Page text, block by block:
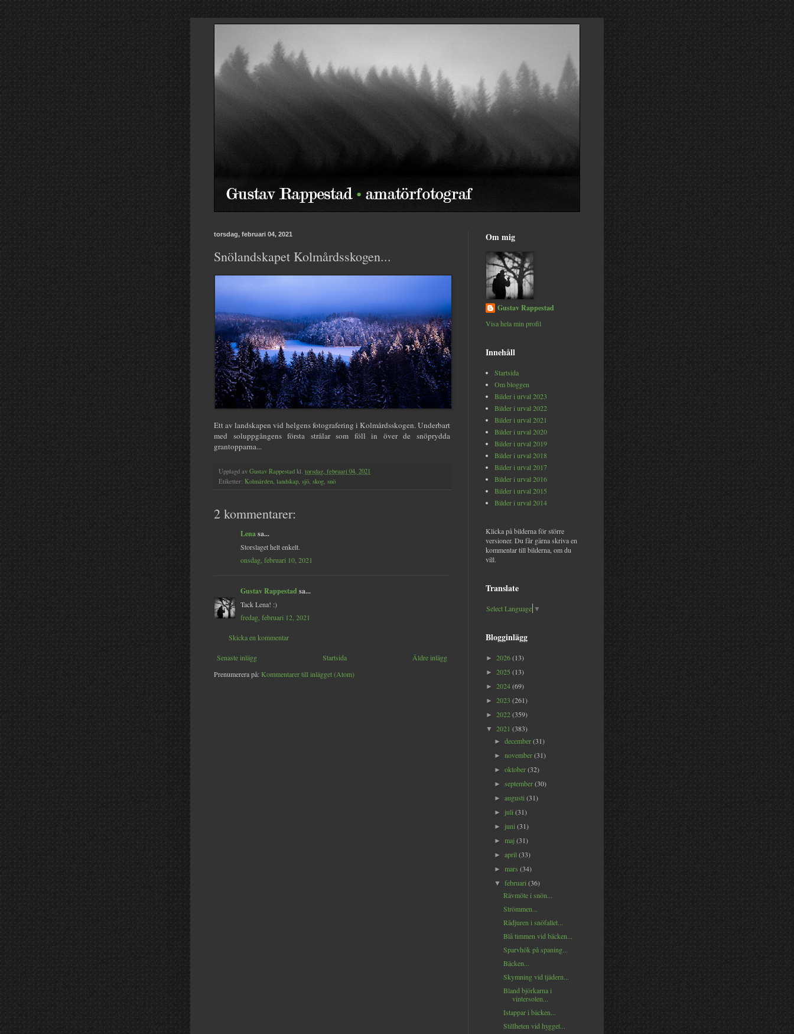
torsdag, februari 04, 2021
Snölandskapet Kolmårdsskogen...
Ett av landskapen vid helgens fotografering i Kolmårdsskogen. Underbart
med soluppgångens första strålar som föll in över de snöprydda
grantopparna...
Upplagd av Gustav Rappestad kl. torsdag, februari 04, 2021
Etiketter: Kolmården, landskap, sjö, skog, snö
2 kommentarer:
Lenasa...
Storslaget helt enkelt.
onsdag, februari 10, 2021
Gustav Rappestad sa...
Tack Lena! :)
fredag, februari 12, 2021
Skicka en kommentar
Senaste inlägg Äldre inlägg
Startsida
Prenumerera på: Kommentarer till inlägget (Atom)
Om mig
Gustav Rappestad
Visa hela min profil
Innehåll
Startsida
Om bloggen
Bilder i urval 2023
Bilder i urval 2022
Bilder i urval 2021
Bilder i urval 2020
Bilder i urval 2019
Bilder i urval 2018
Bilder i urval 2017
Bilder i urval 2016
Bilder i urval 2015
Bilder i urval 2014
Klicka på bilderna för större
versioner. Du får gärna skriva en
kommentar till bilderna, om du
vill.
Translate
Select Language ▼
Blogginlägg
► 2026(13)
► 2025 (13)
► 2024(69)
► 2023 (261)
► 2022(359)
▼ 2021 (383)
►december(31)
►november(31)
►oktober(32)
►september(30)
►augusti(31)
► juli(31)
► juni(31)
►maj(31)
►april(33)
►mars(34)
▼februari(36)
Rävmöte i snön...
Strömmen...
Rådjuren i snöfallet...
Blå timmen vid bäcken...
Sparvhök på spaning...
Bäcken...
Skymning vid tjädern...
Bland björkarna i
vintersolen...
Istappar i bäcken...
Stillheten vid hygget...